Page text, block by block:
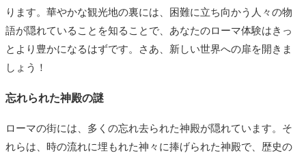
ります。華やかな観光地の裏には、困難に立ち向かう人々の物
語が隠れていることを知ることで、あなたのローマ体験はきっ
とより豊かになるはずです。さあ、新しい世界への扉を開きま
しょう！
忘れられた神殿の謎
ローマの街には、多くの忘れ去られた神殿が隠れています。そ
れらは、時の流れに埋もれた神々に捧げられた神殿で、歴史の